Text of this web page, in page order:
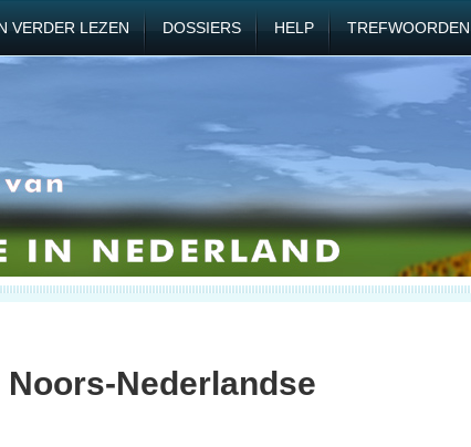
VERDER LEZEN DOSSIERS HELP TREFWOORDEN
Nederlandse